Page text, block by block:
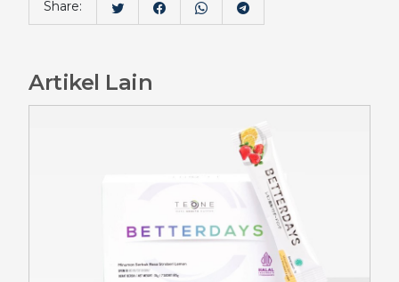
Share:
Artikel Lain